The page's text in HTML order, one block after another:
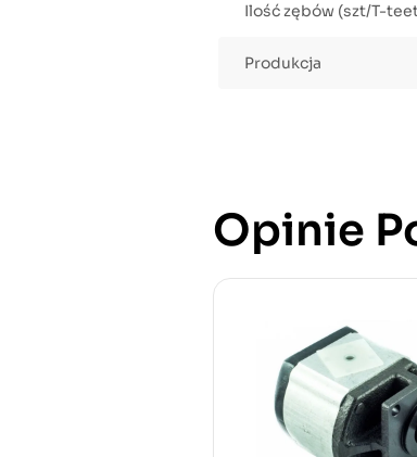
Ilość zębów (szt/T-
Produkcja
Opinie